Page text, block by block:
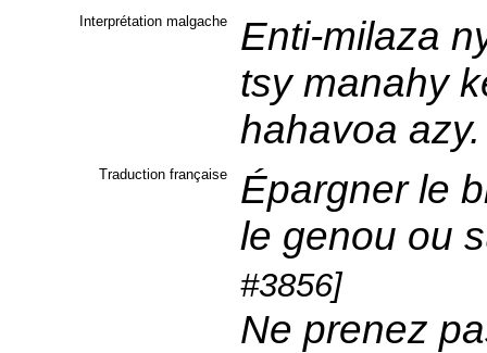
Interprétation malgache
Enti-milaza
tsy manahy
hahavoa
Traduction française
Épargner le
le genou ou
#3856]
Ne prenez